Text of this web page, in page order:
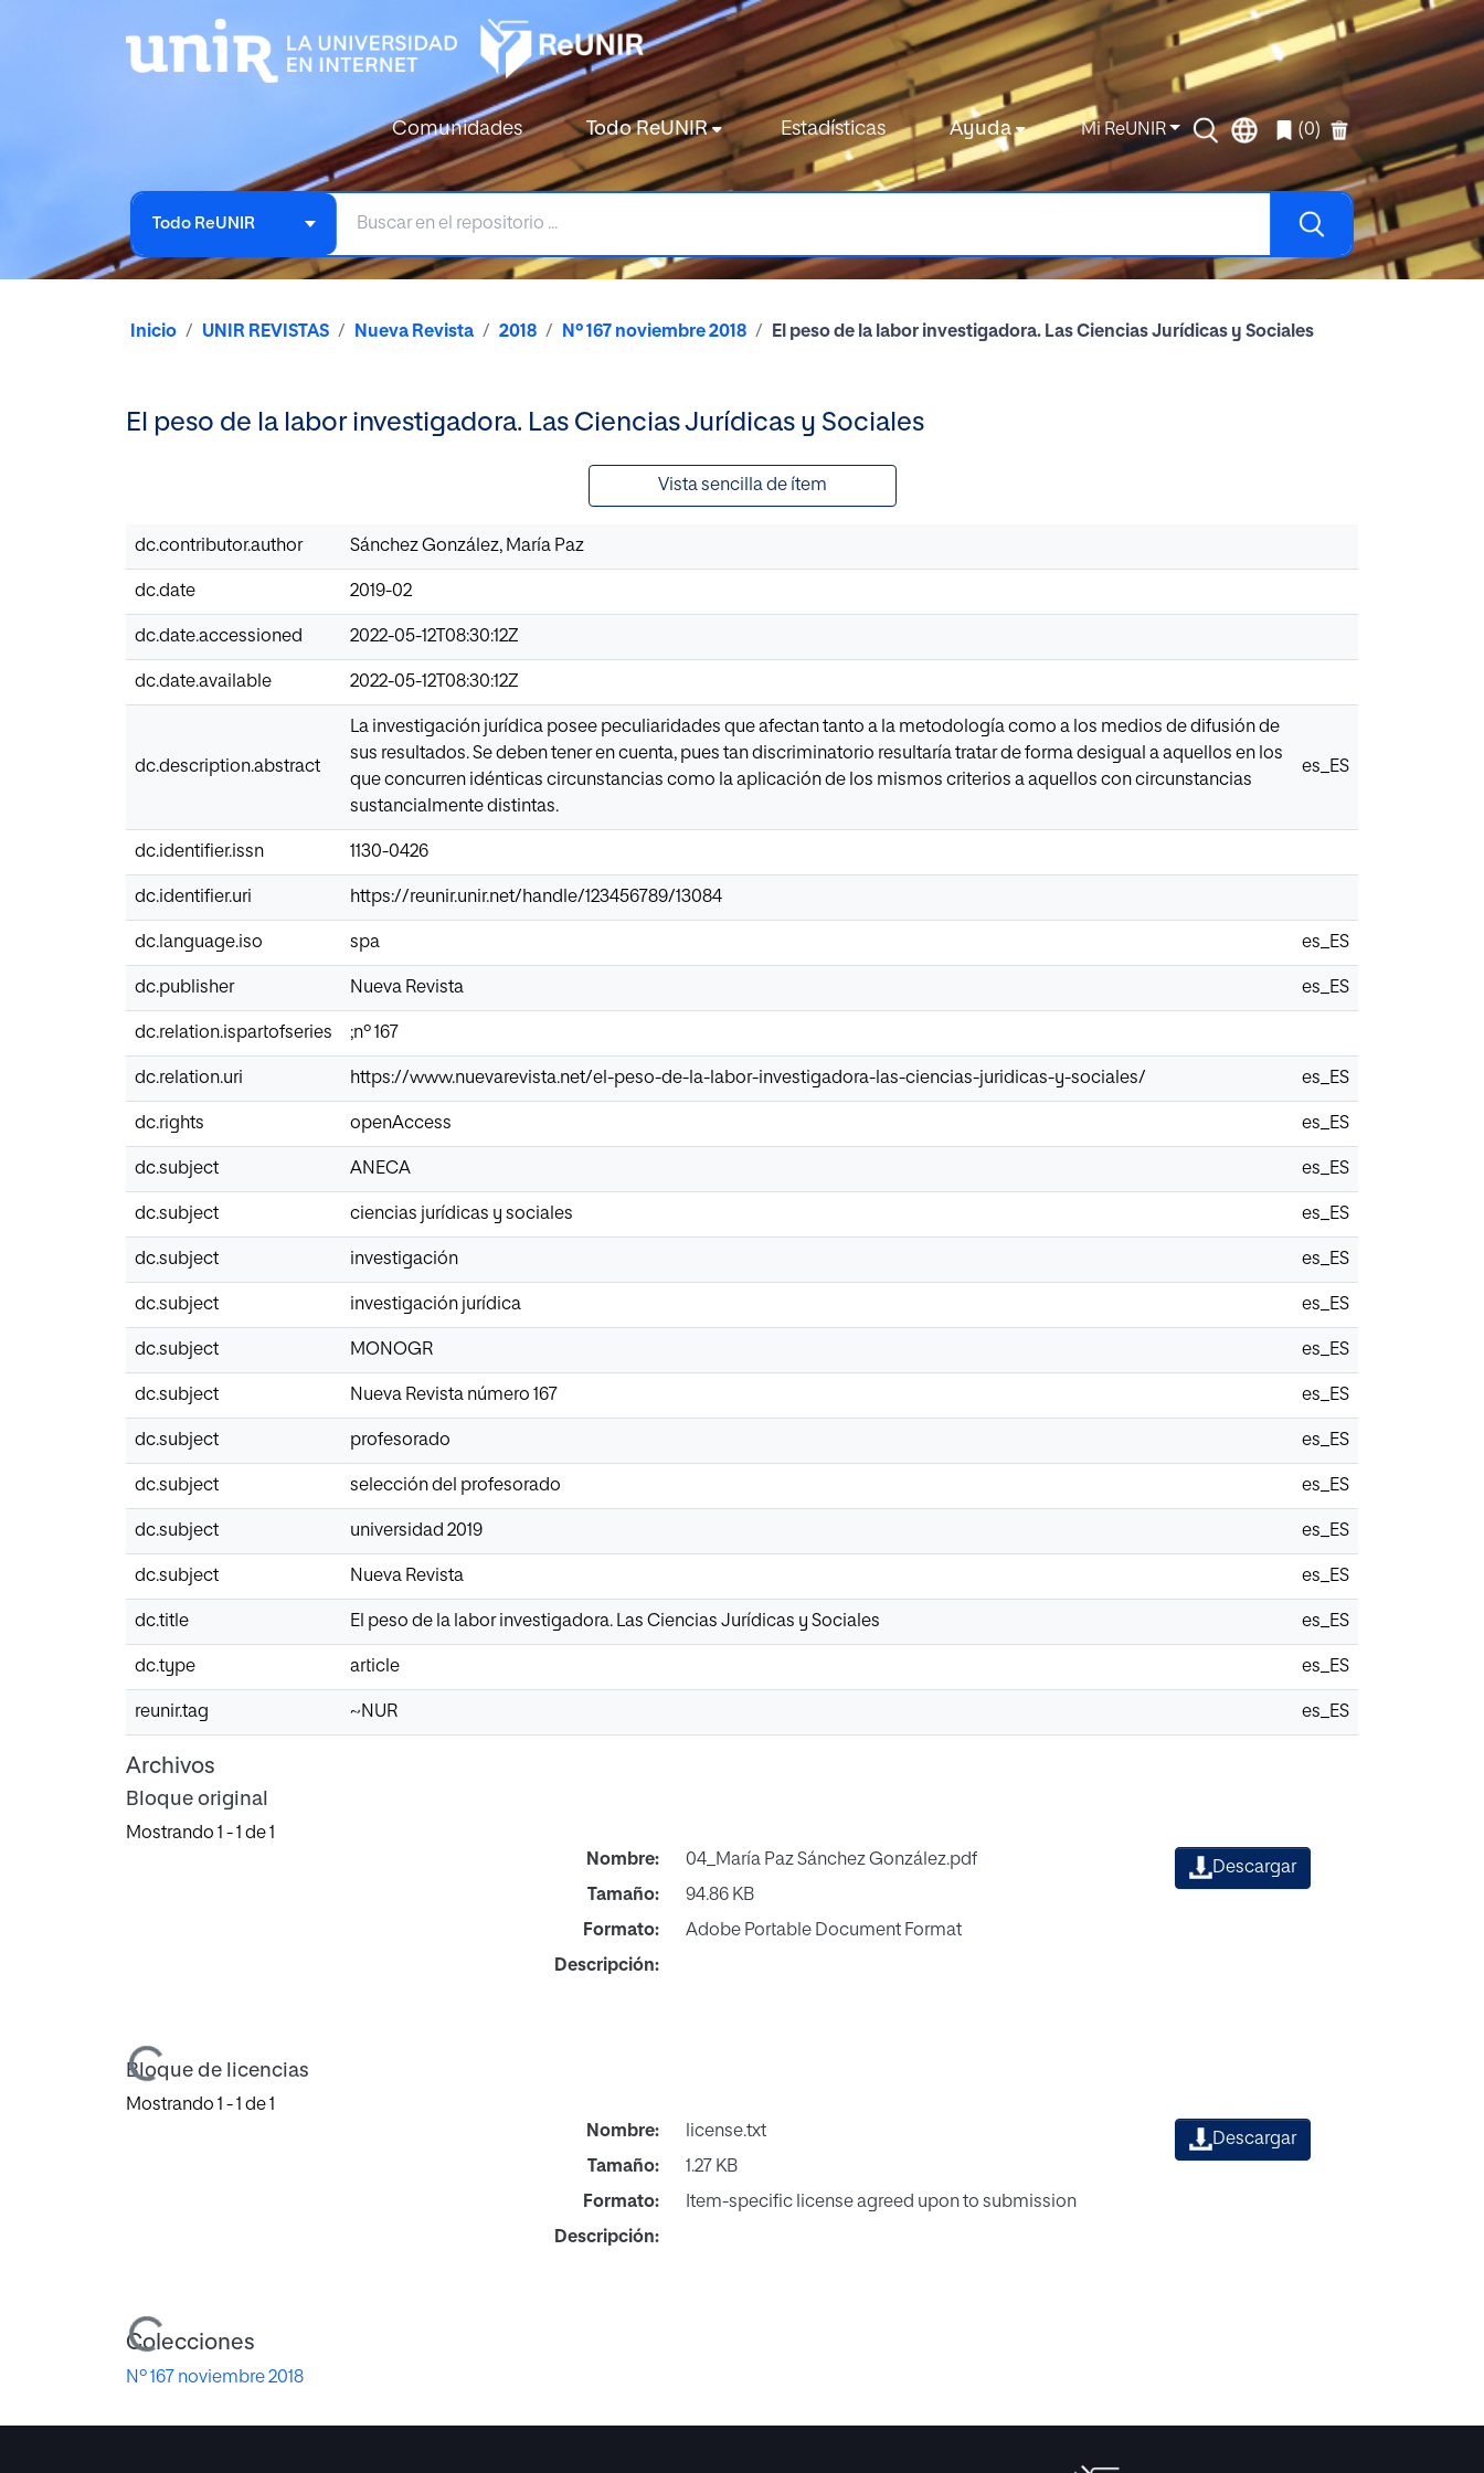
Comunidades Todo ReUNIR Estadísticas Ayuda Mi ReUNIR (0)
Todo ReUNIR
Inicio UNIR REVISTAS Nueva Revista 2018 Nº 167 noviembre 2018 El peso de la labor investigadora. Las Ciencias Jurídicas y Sociales
El peso de la labor investigadora. Las Ciencias Jurídicas y Sociales
Vista sencilla de ítem
dc.contributor.author Sánchez González, María Paz
dc.date 2019-02
dc.date.accessioned 2022-05-12T08:30:12Z
dc.date.available 2022-05-12T08:30:12Z
dc.description.abstract
La investigación jurídica posee peculiaridades que afectan tanto a la metodología como a los medios de difusión de
sus resultados. Se deben tener en cuenta, pues tan discriminatorio resultaría tratar de forma desigual a aquellos en los
que concurren idénticas circunstancias como la aplicación de los mismos criterios a aquellos con circunstancias
sustancialmente distintas.
es_ES
dc.identifier.issn 1130-0426
dc.identifier.uri https://reunir.unir.net/handle/123456789/13084
dc.language.iso spa es_ES
dc.publisher Nueva Revista es_ES
dc.relation.ispartofseries ;nº 167
dc.relation.uri https://www.nuevarevista.net/el-peso-de-la-labor-investigadora-las-ciencias-juridicas-y-sociales/ es_ES
dc.rights openAccess es_ES
dc.subject ANECA es_ES
dc.subject ciencias jurídicas y sociales es_ES
dc.subject investigación es_ES
dc.subject investigación jurídica es_ES
dc.subject MONOGR es_ES
dc.subject Nueva Revista número 167 es_ES
dc.subject profesorado es_ES
dc.subject selección del profesorado es_ES
dc.subject universidad 2019 es_ES
dc.subject Nueva Revista es_ES
dc.title El peso de la labor investigadora. Las Ciencias Jurídicas y Sociales es_ES
dc.type article es_ES
reunir.tag ~NUR es_ES
Archivos
Bloque original
Mostrando 1 - 1 de 1
Cargando...
Nombre:
04_María Paz Sánchez González.pdf
Tamaño:
94.86 KB
Formato:
Adobe Portable Document Format
Descripción:
Descargar
Bloque de licencias
Mostrando 1 - 1 de 1
Cargando...
Nombre:
license.txt
Tamaño:
1.27 KB
Formato:
Item-specific license agreed upon to submission
Descripción:
Descargar
Colecciones
Nº 167 noviembre 2018